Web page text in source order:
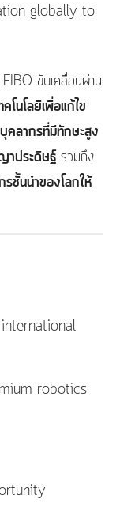
globally to
FIBO ขับเคลื่อนผ่าน
โนโลยีเพื่อแก้ไข
ลากรที่มีทักษะสูง
าประดิษฐ์รวมถึง
ชั้นนำของโลกให้
robotics